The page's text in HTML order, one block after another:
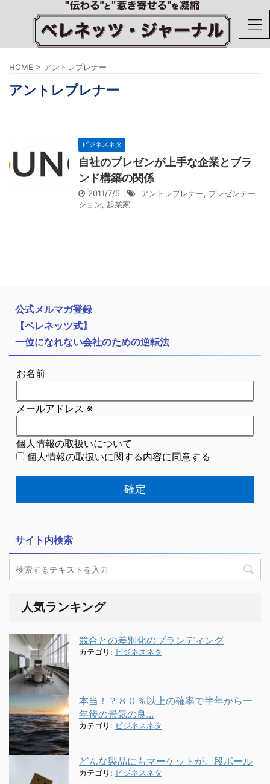
HOME > アントレプレナー
アントレプレナー
ビジネスネタ
自社のプレゼンが上手な企業とブラ
ンド構築の関係
2011/7/5 アントレプレナー, プレゼンテー
ション, 起業家
公式メルマガ登録
【ベレネッツ式】
一位になれない会社のための逆転法
お名前
メールアドレス ※
個人情報の取扱いについて
個人情報の取扱いに関する内容に同意する
サイト内検索
人気ランキング
競合との差別化のブランディング
カテゴリ: ビジネスネタ
本当！？８０％以上の確率で半年から一
年後の景気の良...
カテゴリ: ビジネスネタ
どんな製品にもマーケットが。段ボール
カテゴリ: ビジネスネタ